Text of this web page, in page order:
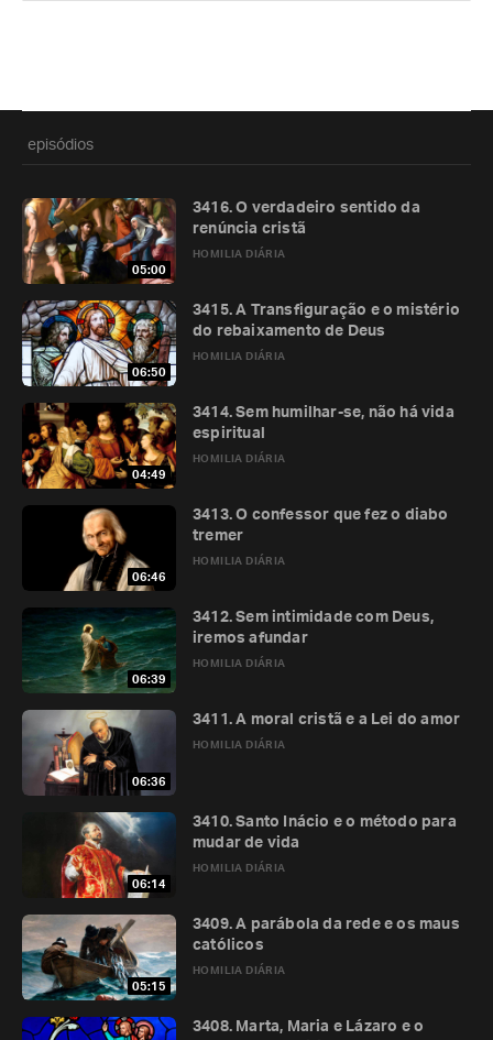
episódios
05:00
HOMILIA DIÁRIA
3416. O verdadeiro sentido da
renúncia cristã
06:50
HOMILIA DIÁRIA
3415. A Transfiguração e o mistério
do rebaixamento de Deus
04:49
HOMILIA DIÁRIA
3414. Sem humilhar-se, não há vida
espiritual
06:46
HOMILIA DIÁRIA
3413. O confessor que fez o diabo
tremer
06:39
HOMILIA DIÁRIA
3412. Sem intimidade com Deus,
iremos afundar
06:36
HOMILIA DIÁRIA
3411. A moral cristã e a Lei do amor
06:14
HOMILIA DIÁRIA
3410. Santo Inácio e o método para
mudar de vida
05:15
HOMILIA DIÁRIA
3409. A parábola da rede e os maus
católicos
3408. Marta, Maria e Lázaro e o